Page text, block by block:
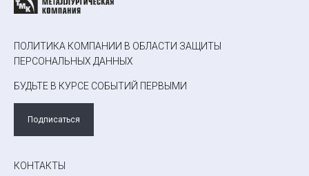
ПОЛИТИКА КОМПАНИИ В ОБЛАСТИ ЗАЩИТЫ
ПЕРСОНАЛЬНЫХ ДАННЫХ
БУДЬТЕ В КУРСЕ СОБЫТИЙ ПЕРВЫМИ
Подписаться
КОНТАКТЫ